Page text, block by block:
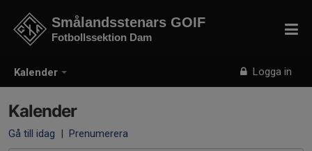
Kalender Logga in
Smålandsstenars GOIF
Fotbollssektion Dam
Kalender
Gå till idag | Prenumerera